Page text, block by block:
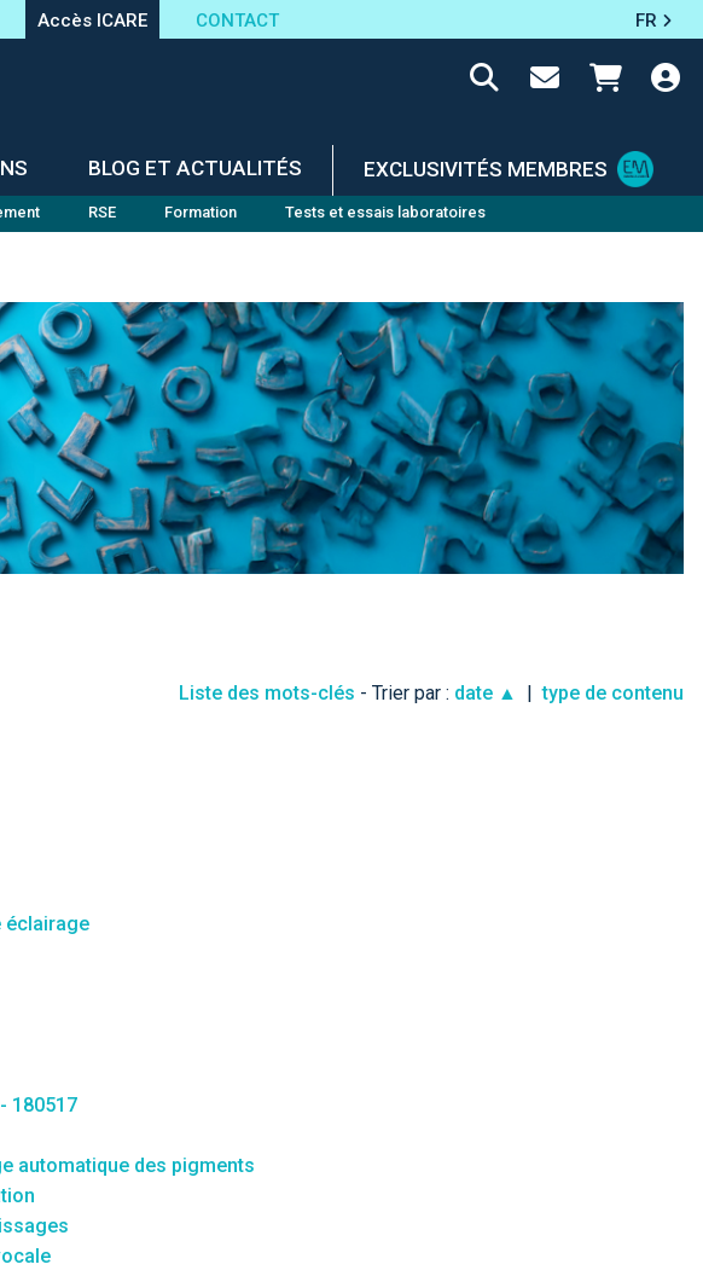
Accès ICARE CONTACT FR
BLOG ET ACTUALITÉS EXCLUSIVITÉS MEMBRES
RSE Formation Tests et essais laboratoires
Liste des mots-clés - Trier par : date ▲ |type de contenu
éclairage
180517
automatique des pigments